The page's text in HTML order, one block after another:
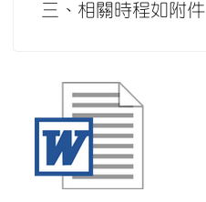
三、相關時程如附件